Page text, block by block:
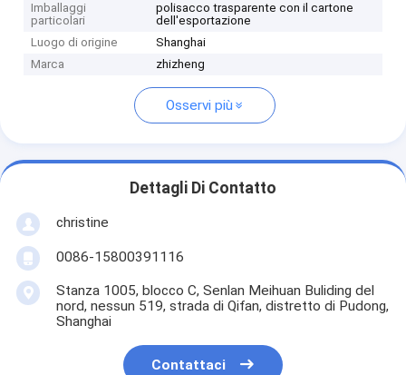
Imballaggi
particolari
polisacco trasparente con il cartone
dell'esportazione
Luogo di origine
Shanghai
Marca
zhizheng
Osservi più
Dettagli Di Contatto
christine
0086-15800391116
Stanza 1005, blocco C, Senlan Meihuan Buliding del
nord, nessun 519, strada di Qifan, distretto di Pudong,
Shanghai
Contattaci